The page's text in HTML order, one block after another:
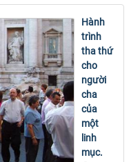
Hành
trình
tha thứ
cho
người
cha
của
một
linh
mục.